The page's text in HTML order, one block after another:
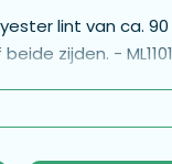
lint van ca.
zijden. - ML1101